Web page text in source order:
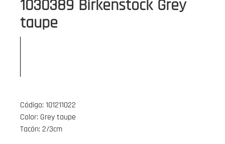
1030389 Birkenstock Grey
taupe
Código: 101211022
Color: Grey taupe
Tacón: 2/3cm